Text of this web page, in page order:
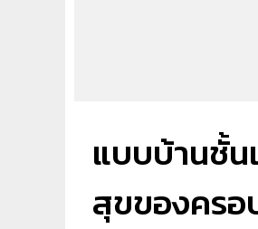
แบบบ้านชั้น
สุขของครอ